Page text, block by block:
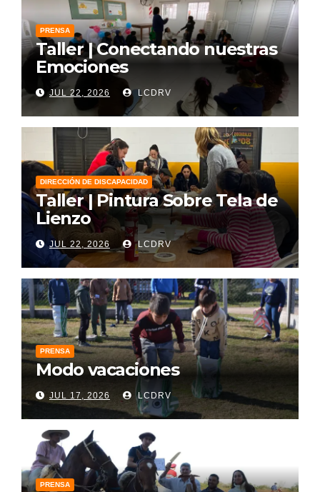
PRENSA
Taller | Conectando nuestras
Emociones
JUL 22, 2026 LCDRV
DIRECCIÓN DE DISCAPACIDAD
Taller | Pintura Sobre Tela de
Lienzo
JUL 22, 2026 LCDRV
PRENSA
Modo vacaciones
JUL 17, 2026 LCDRV
PRENSA